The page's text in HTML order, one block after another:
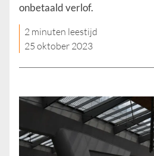
onbetaald verlof.
2 minuten leestijd
25 oktober 2023